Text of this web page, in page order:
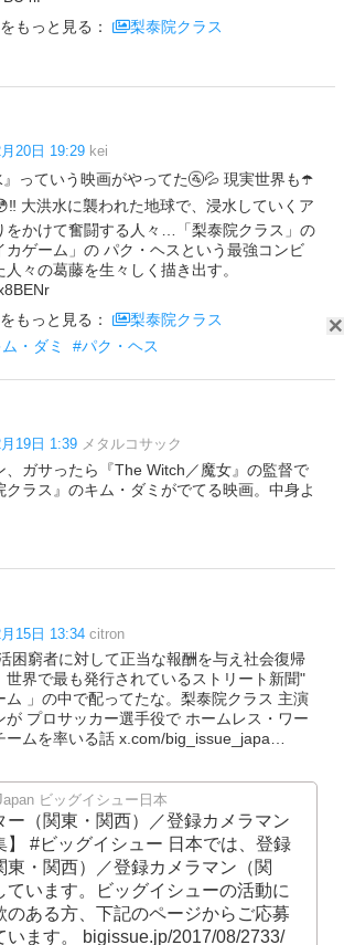
もっと見る：
梨泰院クラス
20日 19:29 kei
っていう映画がやってた🚰💦 現実世界も☂️
大洪水に襲われた地球で、浸水していくア
をかけて奮闘する人々…「梨泰院クラス」の
カゲーム」の パク・ヘスという最強コンビ
々の葛藤を生々しく描き出す。
もっと見る：
梨泰院クラス
・ダミ #パク・ヘス
19日 1:39 メタルコサック
、ガサったら『The Witch／魔女』の監督で
クラス』のキム・ダミがでてる映画。中身よ
15日 13:34 citron
困窮者に対して正当な報酬を与え社会復帰
世界で最も発行されているストリート新聞"
ム 」の中で配ってたな。梨泰院クラス 主演
が プロサッカー選手役で ホームレス・ワー
ームを率いる話 x.com/big_issue_japa…
ビッグイシュー日本
ー（関東・関西）／登録カメラマン
】 #ビッグイシュー 日本では、登録
東・関西）／登録カメラマン（関
ています。ビッグイシューの活動に
のある方、下記のページからご応募
います。 bigissue.jp/2017/08/2733/